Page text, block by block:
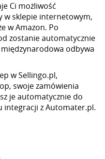
Ci możliwość
w sklepie internetowym,
w Amazon. Po
zostanie automatycznie
odbywa
w Sellingo.pl,
swoje zamówienia
je automatycznie do
integracji z Automater.pl.